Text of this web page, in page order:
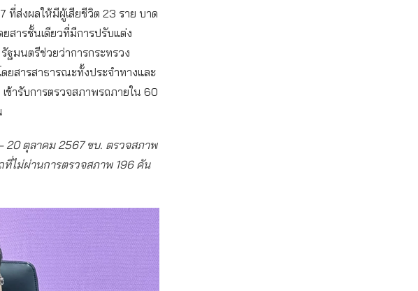
ส่งผลให้มีผู้เสียชีวิต 23 ราย บาด
สารชั้นเดียวที่มีการปรับแต่ง
ฐมนตรีช่วยว่าการกระทรวง
ยสารสาธารณะทั้งประจำทางและ
ข้ารับการตรวจสภาพรถภายใน 60
20 ตุลาคม 2567 ขบ. ตรวจสภาพ
ที่ไม่ผ่านการตรวจสภาพ 196 คัน